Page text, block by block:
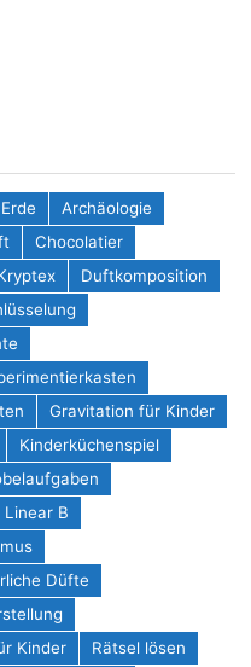
Archäologie
Chocolatier
Duftkomposition
Gravitation für Kinder
Kinderküchenspiel
Linear B
Düfte
Kinder
Rätsel lösen